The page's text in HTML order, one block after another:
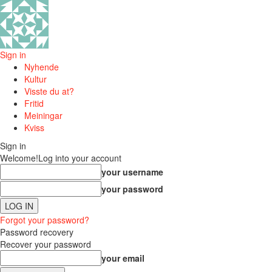
Sign in
Nyhende
Kultur
Visste du at?
Fritid
Meiningar
Kviss
Sign in
Welcome!Log into your account
your username
your password
Forgot your password?
Password recovery
Recover your password
your email